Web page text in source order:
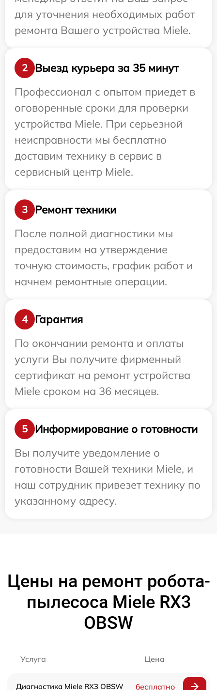
для уточнения необходимых работ
ремонта Вашего устройства Miele.
2
Выезд курьера за 35 минут
Профессионал с опытом приедет в
оговоренные сроки для проверки
устройства Miele. При серьезной
неисправности мы бесплатно
доставим технику в сервис в
сервисный центр Miele.
3
Ремонт техники
После полной диагностики мы
предоставим на утверждение
точную стоимость, график работ и
начнем ремонтные операции.
4
Гарантия
По окончании ремонта и оплаты
услуги Вы получите фирменный
сертификат на ремонт устройства
Miele сроком на 36 месяцев.
5
Информирование о готовности
Вы получите уведомление о
готовности Вашей техники Miele, и
наш сотрудник привезет технику по
указанному адресу.
Цены на ремонт робота-
пылесоса Miele RX3
OBSW
Услуга Цена
Диагностика Miele RX3 OBSW бесплатно